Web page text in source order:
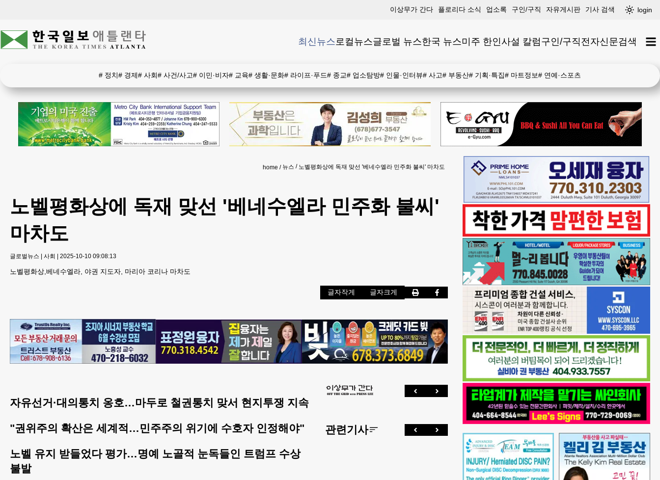
이상무가 간다 플로리다 소식 업소록 구인/구직 자유게시판 기사 검색 login
최신뉴스로컬뉴스글로벌 뉴스한국 뉴스미주 한인사설 칼럼구인/구직전자신문검색
# 정치# 경제# 사회# 사건/사고# 이민·비자# 교육# 생활·문화# 라이프·푸드# 종교# 업소탐방# 인물·인터뷰# 사고# 부동산# 기획·특집# 마트정보# 연예·스포츠
home 뉴스 노벨평화상에 독재 맞선 '베네수엘라 민주화 불씨' 마차도
노벨평화상에 독재 맞선 '베네수엘라 민주화 불씨'
마차도
글로벌뉴스 | 사회 | 2025-10-10 09:08:13
노벨평화상,베네수엘라, 야권 지도자, 마리아 코리나 마차도
글자작게 글자크게
자유선거·대의통치 옹호…마두로 철권통치 맞서 현지투쟁 지속
"권위주의 확산은 세계적…민주주의 위기에 수호자 인정해야"
노벨 유지 받들었다 평가…명예 노골적 눈독들인 트럼프 수상
불발
관련기사